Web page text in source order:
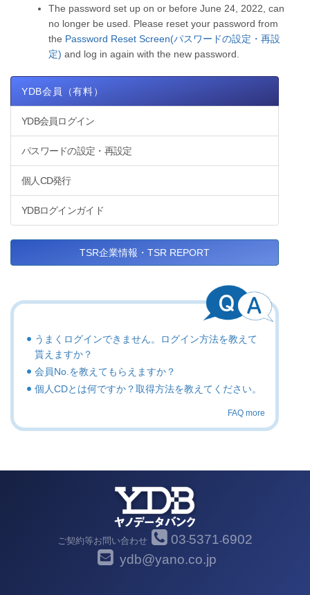
The password set up on or before June 24, 2022, can
no longer be used. Please reset your password from
the Password Reset Screen(パスワードの設定・再設
定) and log in again with the new password.
YDB会員（有料）
YDB会員ログイン
パスワードの設定・再設定
個人CD発行
YDBログインガイド
TSR企業情報・TSR REPORT
うまくログインできません。ログイン方法を教えて
貰えますか？
会員No.を教えてもらえますか？
個人CDとは何ですか？取得方法を教えてください。
FAQ more
ご契約等お問い合わせ 03-5371-6902
ydb@yano.co.jp